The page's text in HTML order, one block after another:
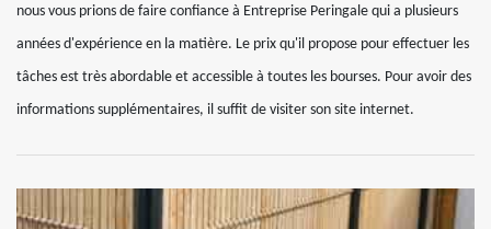
nous vous prions de faire confiance à Entreprise Peringale qui a plusieurs
années d'expérience en la matière. Le prix qu'il propose pour effectuer les
tâches est très abordable et accessible à toutes les bourses. Pour avoir des
informations supplémentaires, il suffit de visiter son site internet.